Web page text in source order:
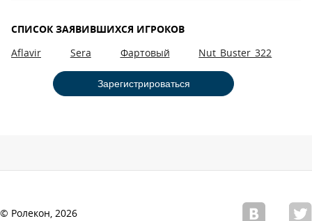
СПИСОК ЗАЯВИВШИХСЯ ИГРОКОВ
Aflavir Sera Фартовый Nut_Buster_322
Зарегистрироваться
© Ролекон, 2026